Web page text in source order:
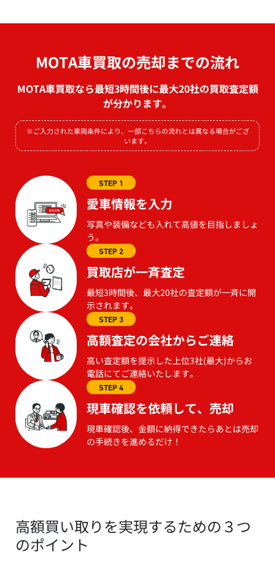
MOTA車買取の売却までの流れ
MOTA車買取なら最短3時間後に最大20社の買取査定額
が分かります。
※ご入力された車両条件により、一部こちらの流れとは異なる場合がござ
います。
STEP 1
愛車情報を入力
写真や装備なども入れて高値を目指しましょ
う。
STEP 2
買取店が一斉査定
最短3時間後、最大20社の査定額が一斉に開
示されます。
STEP 3
高額査定の会社からご連絡
高い査定額を提示した上位3社(最大)からお
電話にてご連絡いたします。
STEP 4
現車確認を依頼して、売却
現車確認後、金額に納得できたらあとは売却
の手続きを進めるだけ！
高額買い取りを実現するための３つ
のポイント